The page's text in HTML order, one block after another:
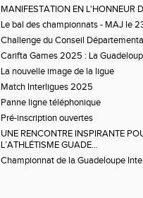
MANIFESTATION EN L'HONNEUR
Le bal des championnats - MAJ le
Challenge du Conseil
Carifta Games 2025 : La
La nouvelle image de la ligue
Match Interligues 2025
Panne ligne téléphonique
Pré-inscription ouvertes
UNE RENCONTRE INSPIRANTE
L’ATHLÉTISME GUADE...
Championnat de la Guadeloupe